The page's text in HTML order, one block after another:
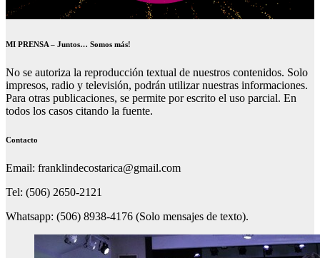
MI PRENSA – Juntos… Somos más!
No se autoriza la reproducción textual de nuestros contenidos. Solo
impresos, radio y televisión, podrán utilizar nuestras informaciones.
Para otras publicaciones, se permite por escrito el uso parcial. En
todos los casos citando la fuente.
Contacto
Email: franklindecostarica@gmail.com
Tel: (506) 2650-2121
Whatsapp: (506) 8938-4176 (Solo mensajes de texto).